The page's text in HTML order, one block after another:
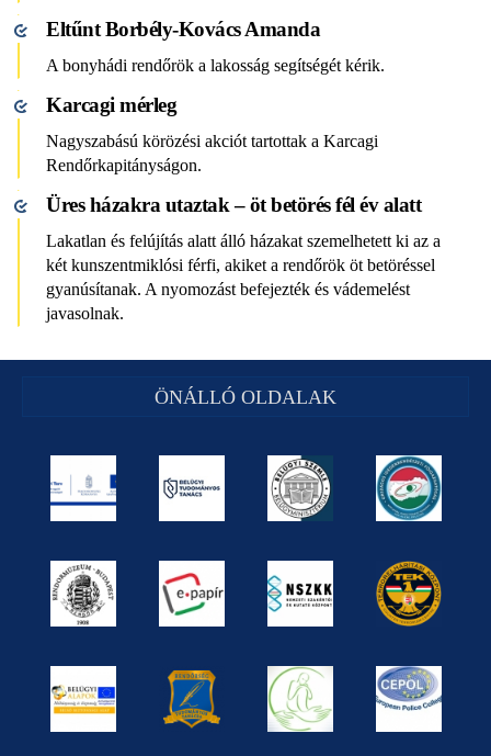
Eltűnt Borbély-Kovács Amanda
A bonyhádi rendőrök a lakosság segítségét kérik.
Karcagi mérleg
Nagyszabású körözési akciót tartottak a Karcagi
Rendőrkapitányságon.
Üres házakra utaztak – öt betörés fél év alatt
Lakatlan és felújítás alatt álló házakat szemelhetett ki az a
két kunszentmiklósi férfi, akiket a rendőrök öt betöréssel
gyanúsítanak. A nyomozást befejezték és vádemelést
javasolnak.
ÖNÁLLÓ OLDALAK